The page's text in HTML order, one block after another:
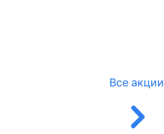
Все акции